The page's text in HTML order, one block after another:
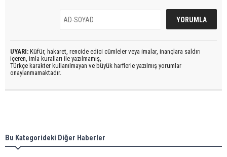
UYARI: Küfür, hakaret, rencide edici cümleler veya imalar, inançlara saldırı
içeren, imla kuralları ile yazılmamış,
Türkçe karakter kullanılmayan ve büyük harflerle yazılmış yorumlar
onaylanmamaktadır.
Bu Kategorideki Diğer Haberler